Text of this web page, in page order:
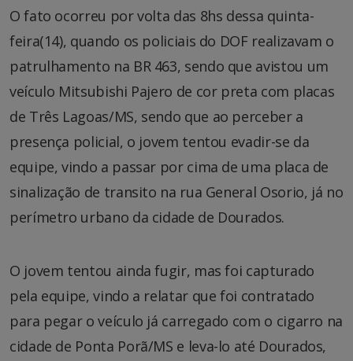
O fato ocorreu por volta das 8hs dessa quinta-
feira(14), quando os policiais do DOF realizavam o
patrulhamento na BR 463, sendo que avistou um
veículo Mitsubishi Pajero de cor preta com placas
de Três Lagoas/MS, sendo que ao perceber a
presença policial, o jovem tentou evadir-se da
equipe, vindo a passar por cima de uma placa de
sinalização de transito na rua General Osorio, já no
perímetro urbano da cidade de Dourados.
O jovem tentou ainda fugir, mas foi capturado
pela equipe, vindo a relatar que foi contratado
para pegar o veículo já carregado com o cigarro na
cidade de Ponta Porã/MS e leva-lo até Dourados,